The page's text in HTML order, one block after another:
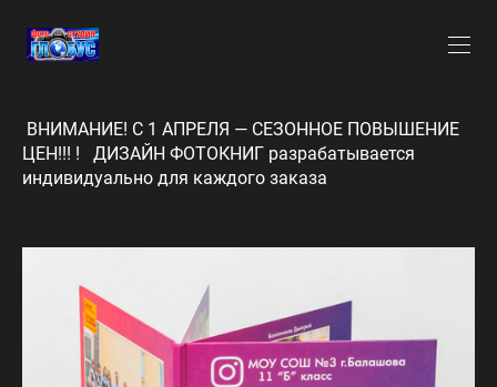
ВНИМАНИЕ! С 1 АПРЕЛЯ — СЕЗОННОЕ ПОВЫШЕНИЕ
ЦЕН!!! ! ДИЗАЙН ФОТОКНИГ разрабатывается
индивидуально для каждого заказа